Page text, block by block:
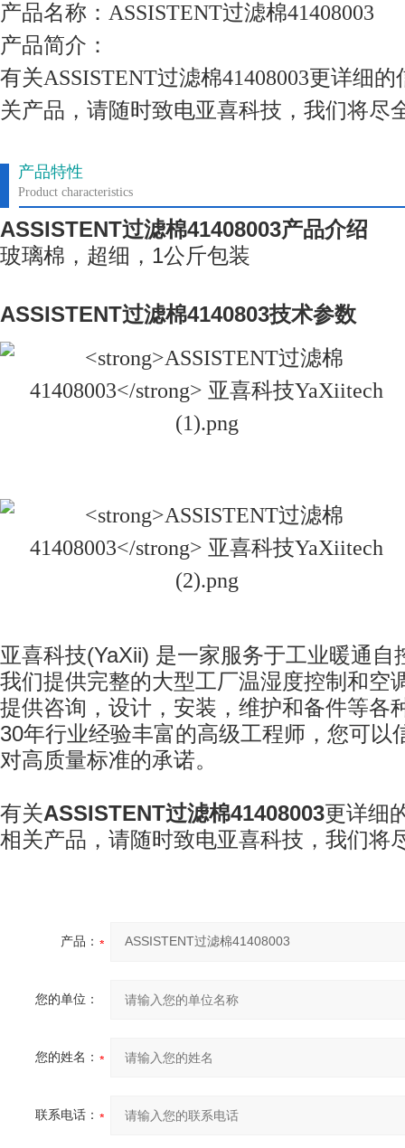
产品名称：ASSISTENT过滤棉41408003
产品简介：
有关ASSISTENT过滤棉41408003更详细
关产品，请随时致电亚喜科技，我们将尽
产品特性
Product characteristics
ASSISTENT过滤棉41408003产品介绍
玻璃棉，超细， 1公斤包装
ASSISTENT过滤棉4140803技术参数
亚喜科技(YaXii) 是一家服务于工业暖通自
我们提供完整的大型工厂温湿度控制和空
提供咨询，设计，安装，维护和备件等各
30年行业经验丰富的高级工程师，您可以
对高质量标准的承诺。
有关ASSISTENT过滤棉41408003更详细
相关产品，请随时致电亚喜科技 ，我们将
产品：
您的单位：
您的姓名：
联系电话：